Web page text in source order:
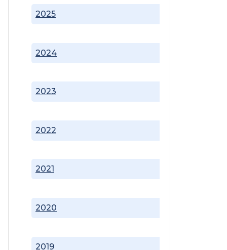
2019
2020
2021
2022
2023
2024
2025